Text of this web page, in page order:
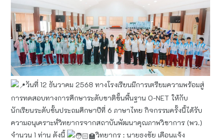
วันที่ 12 ธันวาคม 2568 ทางโรงเรียนมีการเตรียมความพร้อมสู่
การทดสอบทางการศึกษาระดับชาติขั้นพื้นฐาน O-NET ให้กับ
นักเรียนระดับชั้นประถมศึกษาปีที่ 6 ภาษาไทย กิจกรรมครั้งนี้ได้รับ
ความอนุเคราะห์วิทยากรจากสถาบันพัฒนาคุณภาพวิชาการ (พว.)
จำนวน 1 ท่าน ดังนี้
วิทยากร : นายธงชัย เดือนแจ้ง